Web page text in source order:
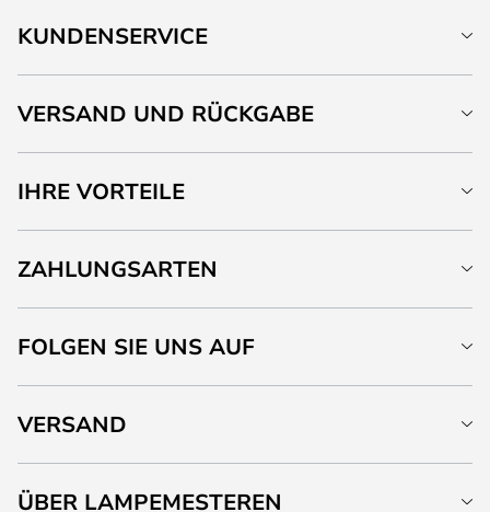
KUNDENSERVICE
VERSAND UND RÜCKGABE
IHRE VORTEILE
ZAHLUNGSARTEN
FOLGEN SIE UNS AUF
VERSAND
ÜBER LAMPEMESTEREN